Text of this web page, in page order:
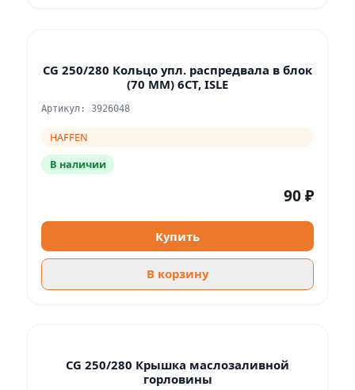
CG 250/280 Кольцо упл. распредвала в блок
(70 ММ) 6CT, ISLE
Артикул: 3926048
HAFFEN
В наличии
90 ₽
Купить
В корзину
CG 250/280 Крышка маслозаливной
горловины